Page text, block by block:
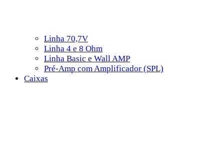
Linha 70,7V
Linha 4 e 8 Ohm
Linha Basic e Wall AMP
Pré-Amp com Amplificador (SPL)
Caixas